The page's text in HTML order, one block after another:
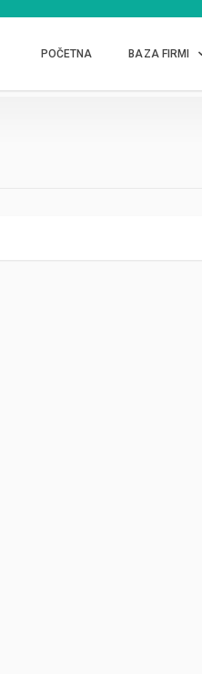
POČETNA BAZA FIRMI